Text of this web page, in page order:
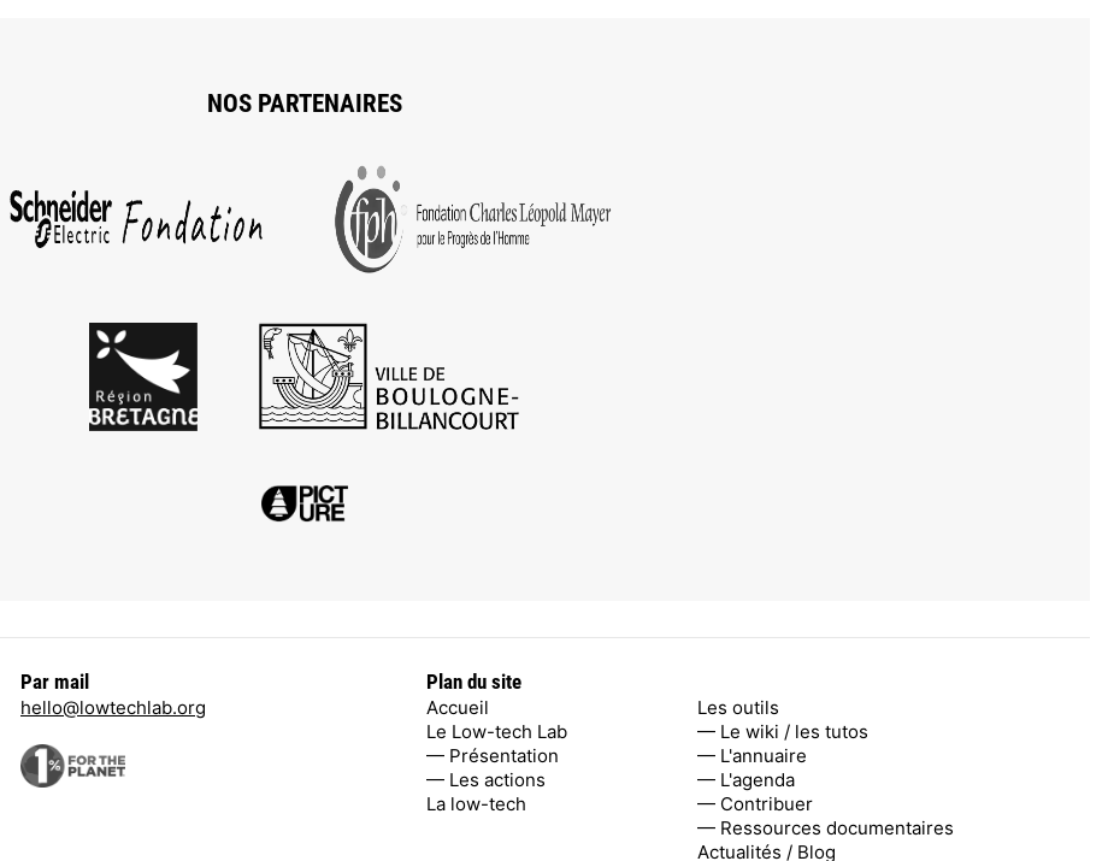
NOS PARTENAIRES
Par mail
hello@lowtechlab.org
Plan du site
Accueil
Le Low-tech Lab
— Présentation
— Les actions
La low-tech
Les outils
— Le wiki / les tutos
— L'annuaire
— L'agenda
— Contribuer
— Ressources documentaires
Actualités / Blog